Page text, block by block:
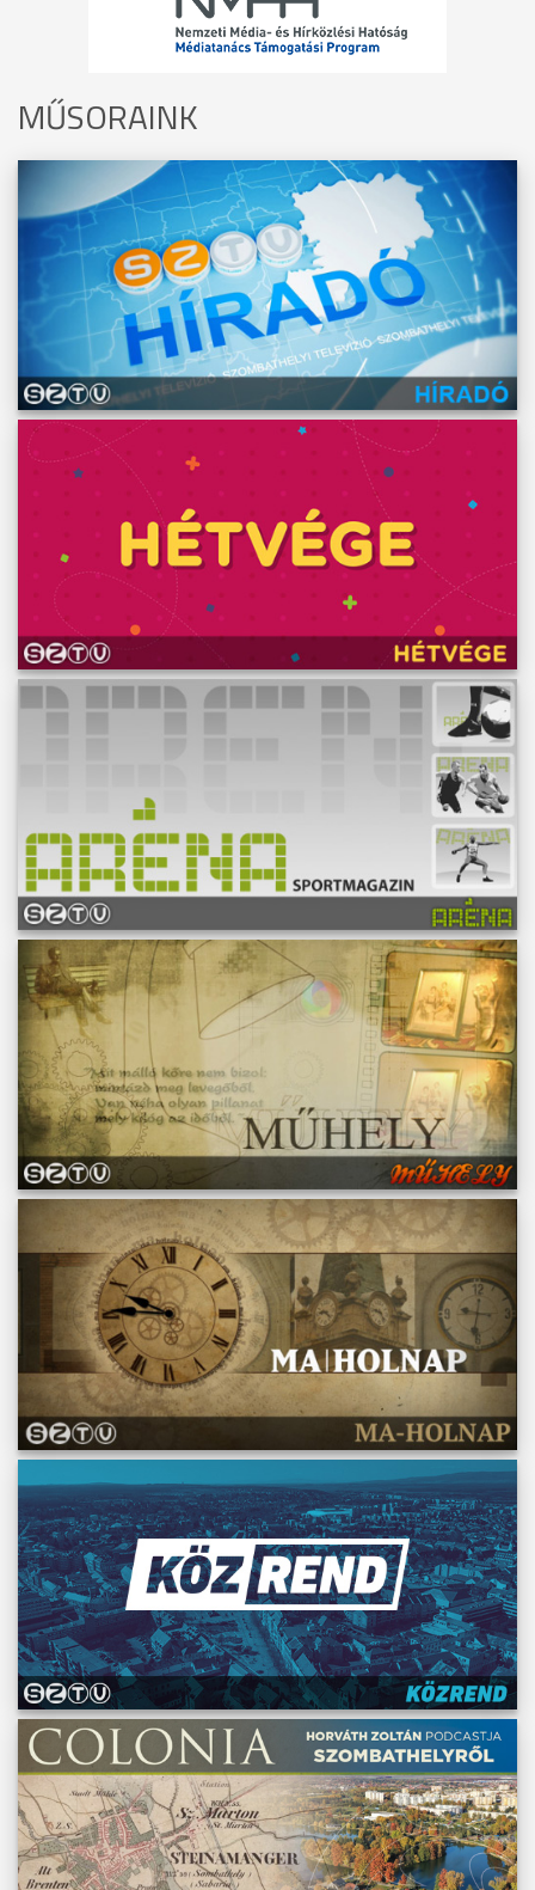
MŰSORAINK